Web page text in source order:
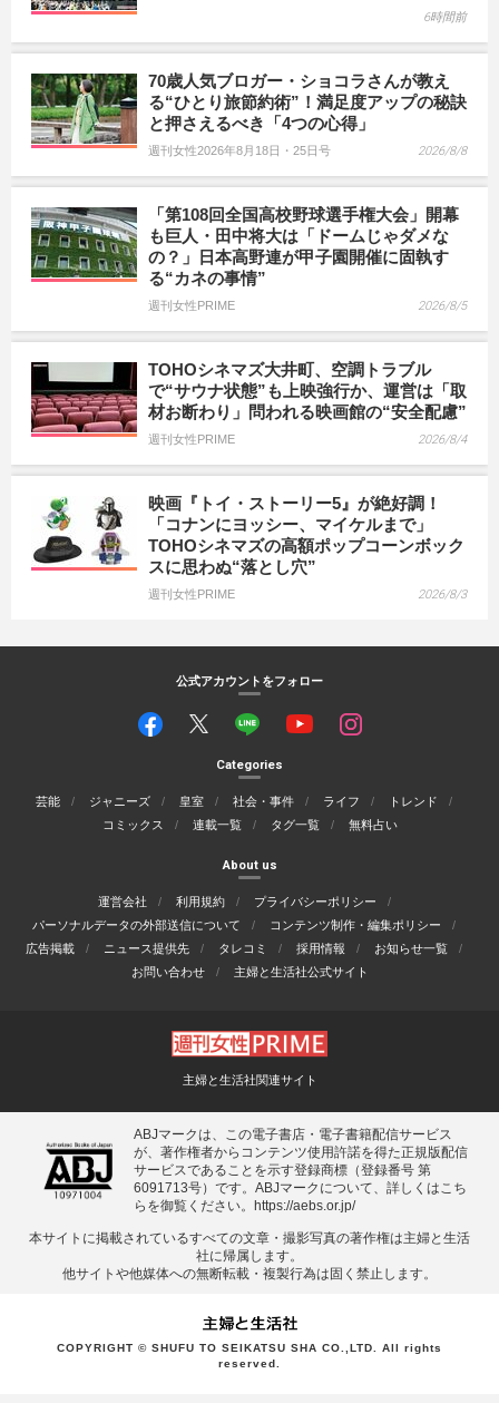
6時間前
70歳人気ブロガー・ショコラさんが教え
る“ひとり旅節約術”！満足度アップの秘訣
と押さえるべき「4つの心得」
週刊女性2026年8月18日・25日号 2026/8/8
「第108回全国高校野球選手権大会」開幕
も巨人・田中将大は「ドームじゃダメな
の？」日本高野連が甲子園開催に固執す
る“カネの事情”
週刊女性PRIME 2026/8/5
TOHOシネマズ大井町、空調トラブル
で“サウナ状態”も上映強行か、運営は「取
材お断わり」問われる映画館の“安全配慮”
週刊女性PRIME 2026/8/4
映画『トイ・ストーリー5』が絶好調！
「コナンにヨッシー、マイケルまで」
TOHOシネマズの高額ポップコーンボック
スに思わぬ“落とし穴”
週刊女性PRIME 2026/8/3
公式アカウントをフォロー
Categories
芸能 ジャニーズ 皇室 社会・事件 ライフ
トレンド
コミックス
連載一覧 タグ一覧 無料占い
About us
運営会社 利用規約
プライバシーポリシー
パーソナルデータの外部送信について
コンテンツ制作・編集ポリシー
広告掲載
ニュース提供先 タレコミ 採用情報
お知らせ一覧
お問い合わせ
主婦と生活社公式サイト
主婦と生活社関連サイト
ABJマークは、この電子書店・電子書籍配信サービス
が、著作権者からコンテンツ使用許諾を得た正規版配信
サービスであることを示す登録商標（登録番号 第
6091713号）です。ABJマークについて、詳しくはこち
らを御覧ください。
https://aebs.or.jp/
本サイトに掲載されているすべての⽂章・撮影写真の著作権は主婦と⽣活
社に帰属します。
他サイトや他媒体への無断転載・複製⾏為は固く禁⽌します。
COPYRIGHT © SHUFU TO SEIKATSU SHA CO.,LTD. All rights
reserved.